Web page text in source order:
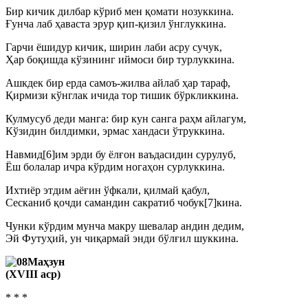
Бир кичик дилбар кўриб мен қомати нозуккина.
Ғунча лаб ҳаваста эрур қип-қизил ўнглуккина.
Гарчи ёшидур кичик, ширин лаби асру сучук,
Ҳар боқишда кўзининг иймоси бир турлуккина.
Ашкдек бир ерда самоъ-жилва айлаб ҳар тараф,
Қирмизи кўнглак ичида тор тишик бўркликкина.
Кулмусуб деди манга: бир кун санга раҳм айлагум,
Кўзидин билдимки, эрмас хандаси ўтруккина.
Навмид[6]им эрди бу ёлғон ваъдасидин сурулуб,
Ёш болалар ичра кўрдим ногаҳон сурлуккина.
Ихтиёр этдим аёғин ўфкали, қилмай қабул,
Сесканиб қочди самандин сакратиб чобук[7]кина.
Чунки кўрдим мунча макру шевалар андин дедим,
Эй Футуҳий, ун чиқармай энди бўлғил шуккина.
Маҳзун
(ХVIII аср)
* * *